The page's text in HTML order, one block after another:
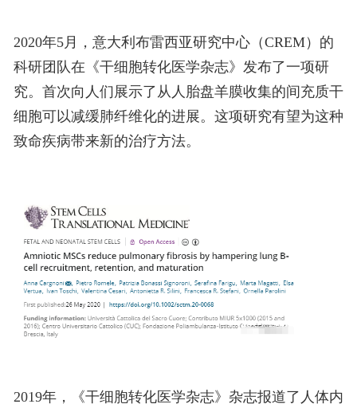
2020年5月，意大利布雷西亚研究中心（CREM）的
科研团队在《干细胞转化医学杂志》发布了一项研
究。首次向人们展示了从人胎盘羊膜收集的间充质干
细胞可以减缓肺纤维化的进展。这项研究有望为这种
致命疾病带来新的治疗方法。
2019年，《干细胞转化医学杂志》杂志报道了人体内